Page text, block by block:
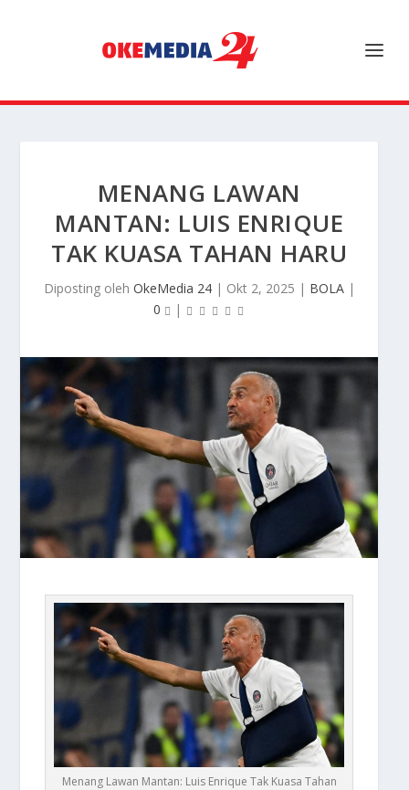
MENANG LAWAN
MANTAN: LUIS ENRIQUE
TAK KUASA TAHAN HARU
Diposting oleh OkeMedia 24| Okt 2, 2025 | BOLA|
0
|
Menang Lawan Mantan: Luis Enrique Tak Kuasa Tahan